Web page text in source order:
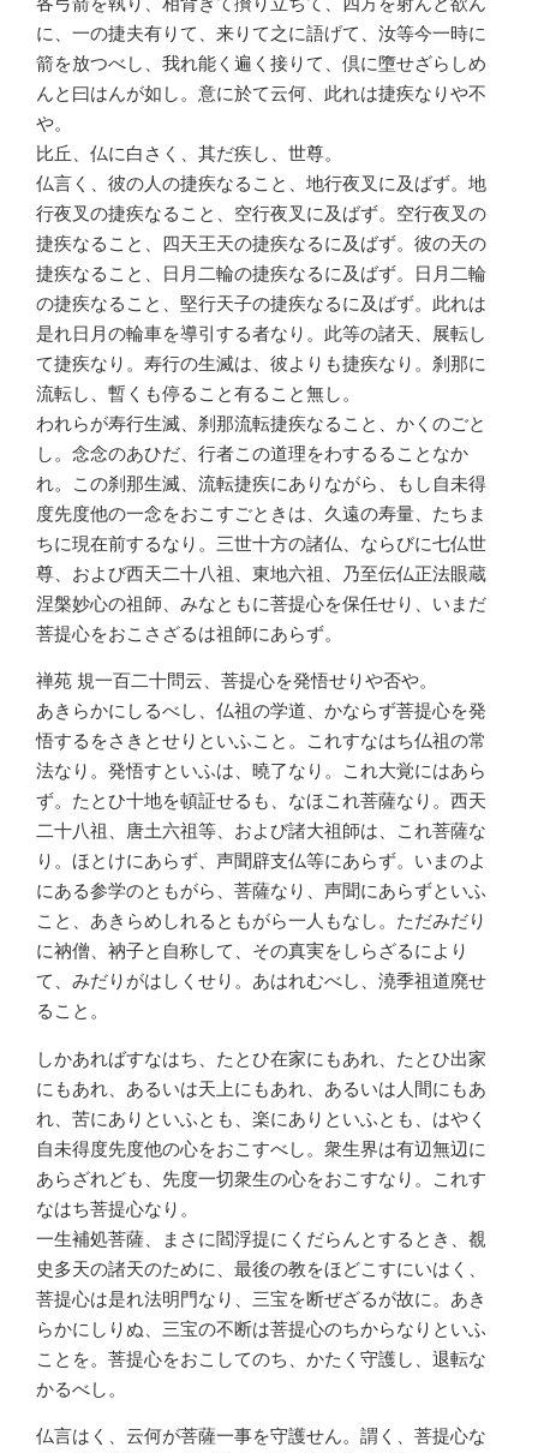
に、一の捷夫有りて、来りて之に語げて、汝等今一時に
箭を放つべし、我れ能く遍く接りて、倶に墮せざらしめ
んと曰はんが如し。意に於て云何、此れは捷疾なりや不
や。
比丘、仏に白さく、其だ疾し、世尊。
仏言く、彼の人の捷疾なること、地行夜叉に及ばず。地
行夜叉の捷疾なること、空行夜叉に及ばず。空行夜叉の
捷疾なること、四天王天の捷疾なるに及ばず。彼の天の
捷疾なること、日月二輪の捷疾なるに及ばず。日月二輪
の捷疾なること、堅行天子の捷疾なるに及ばず。此れは
是れ日月の輪車を導引する者なり。此等の諸天、展転し
て捷疾なり。寿行の生滅は、彼よりも捷疾なり。刹那に
流転し、暫くも停ること有ること無し。
われらが寿行生滅、刹那流転捷疾なること、かくのごと
し。念念のあひだ、行者この道理をわするることなか
れ。この刹那生滅、流転捷疾にありながら、もし自未得
度先度他の一念をおこすごときは、久遠の寿量、たちま
ちに現在前するなり。三世十方の諸仏、ならびに七仏世
尊、および西天二十八祖、東地六祖、乃至伝仏正法眼蔵
涅槃妙心の祖師、みなともに菩提心を保任せり、いまだ
菩提心をおこさざるは祖師にあらず。
禅苑 規一百二十問云、菩提心を発悟せりや否や。
あきらかにしるべし、仏祖の学道、かならず菩提心を発
悟するをさきとせりといふこと。これすなはち仏祖の常
法なり。発悟すといふは、曉了なり。これ大覚にはあら
ず。たとひ十地を頓証せるも、なほこれ菩薩なり。西天
二十八祖、唐土六祖等、および諸大祖師は、これ菩薩な
り。ほとけにあらず、声聞辟支仏等にあらず。いまのよ
にある参学のともがら、菩薩なり、声聞にあらずといふ
こと、あきらめしれるともがら一人もなし。ただみだり
に衲僧、衲子と自称して、その真実をしらざるにより
て、みだりがはしくせり。あはれむべし、澆季祖道廃せ
ること。
しかあればすなはち、たとひ在家にもあれ、たとひ出家
にもあれ、あるいは天上にもあれ、あるいは人間にもあ
れ、苦にありといふとも、楽にありといふとも、はやく
自未得度先度他の心をおこすべし。衆生界は有辺無辺に
あらざれども、先度一切衆生の心をおこすなり。これす
なはち菩提心なり。
一生補処菩薩、まさに閻浮提にくだらんとするとき、覩
史多天の諸天のために、最後の教をほどこすにいはく、
菩提心は是れ法明門なり、三宝を断ぜざるが故に。あき
らかにしりぬ、三宝の不断は菩提心のちからなりといふ
ことを。菩提心をおこしてのち、かたく守護し、退転な
かるべし。
仏言はく、云何が菩薩一事を守護せん。謂く、菩提心な